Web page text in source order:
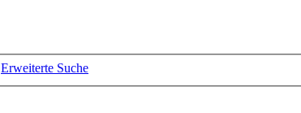
Erweiterte Suche